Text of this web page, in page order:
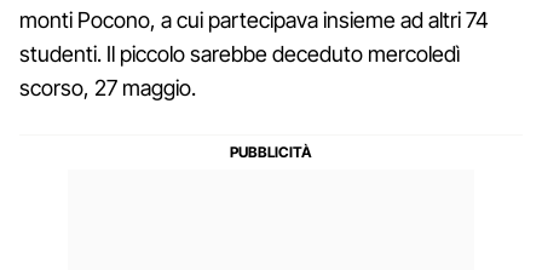
monti Pocono, a cui partecipava insieme ad altri 74
studenti. Il piccolo sarebbe deceduto mercoledì
scorso, 27 maggio.